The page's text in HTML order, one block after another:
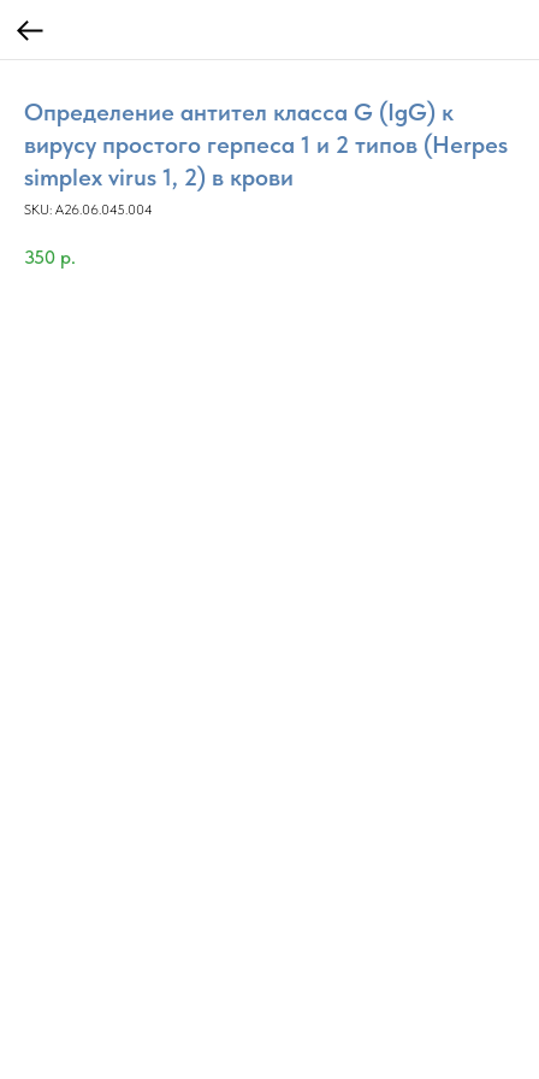
Определение антител класса G (IgG) к
вирусу простого герпеса 1 и 2 типов (Herpes
simplex virus 1, 2) в крови
SKU: A26.06.045.004
350 р.